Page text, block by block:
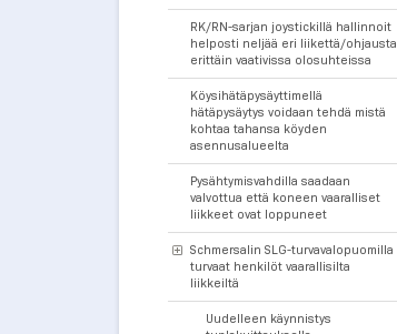
RK/RN-sarjan joystickillä hallinnoit
helposti neljää eri liikettä/ohjausta
erittäin vaativissa olosuhteissa
Köysihätäpysäyttimellä
hätäpysäytys voidaan tehdä mistä
kohtaa tahansa köyden
asennusalueelta
Pysähtymisvahdilla saadaan
valvottua että koneen vaaralliset
liikkeet ovat loppuneet
Schmersalin SLG-turvavalopuomilla
turvaat henkilöt vaarallisilta
liikkeiltä
Uudelleen käynnistys